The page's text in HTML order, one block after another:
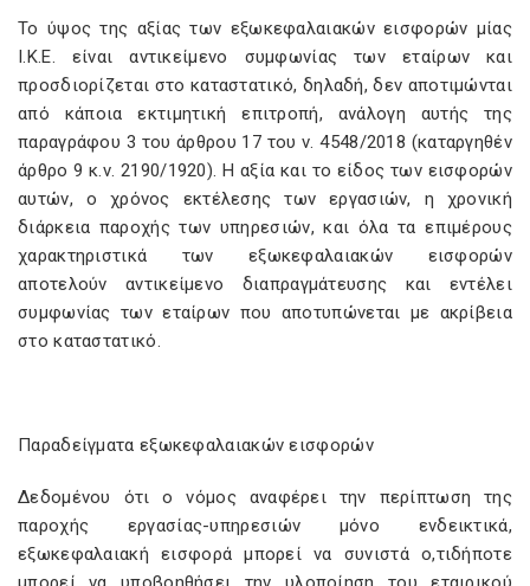
Το ύψος της αξίας των εξωκεφαλαιακών εισφορών μίας
Ι.Κ.Ε. είναι αντικείμενο συμφωνίας των εταίρων και
προσδιορίζεται στο καταστατικό, δηλαδή, δεν αποτιμώνται
από κάποια εκτιμητική επιτροπή, ανάλογη αυτής της
παραγράφου 3 του άρθρου 17 του ν. 4548/2018 (καταργηθέν
άρθρο 9 κ.ν. 2190/1920). Η αξία και το είδος των εισφορών
αυτών, ο χρόνος εκτέλεσης των εργασιών, η χρονική
διάρκεια παροχής των υπηρεσιών, και όλα τα επιμέρους
χαρακτηριστικά των εξωκεφαλαιακών εισφορών
αποτελούν αντικείμενο διαπραγμάτευσης και εντέλει
συμφωνίας των εταίρων που αποτυπώνεται με ακρίβεια
στο καταστατικό.
Παραδείγματα εξωκεφαλαιακών εισφορών
Δεδομένου ότι ο νόμος αναφέρει την περίπτωση της
παροχής εργασίας-υπηρεσιών μόνο ενδεικτικά,
εξωκεφαλαιακή εισφορά μπορεί να συνιστά ο,τιδήποτε